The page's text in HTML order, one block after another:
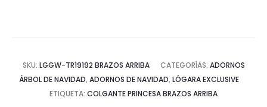
SKU: LGGW-TR19192 BRAZOS ARRIBA CATEGORÍAS: ADORNOS
ÁRBOL DE NAVIDAD, ADORNOS DE NAVIDAD, LÓGARA EXCLUSIVE
ETIQUETA: COLGANTE PRINCESA BRAZOS ARRIBA